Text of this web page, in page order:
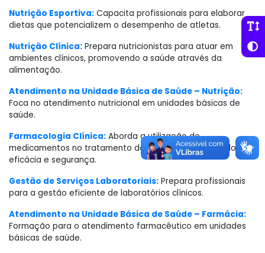
Nutrição Esportiva: Capacita profissionais para elaborar
dietas que potencializem o desempenho de atletas.
Nutrição Clínica: Prepara nutricionistas para atuar em
ambientes clínicos, promovendo a saúde através da
alimentação.
Atendimento na Unidade Básica de Saúde – Nutrição:
Foca no atendimento nutricional em unidades básicas de
saúde.
Farmacologia Clínica: Aborda a utilização de
medicamentos no tratamento de doenças, enfatizando a
eficácia e segurança.
Gestão de Serviços Laboratoriais: Prepara profissionais
para a gestão eficiente de laboratórios clínicos.
Atendimento na Unidade Básica de Saúde – Farmácia:
Formação para o atendimento farmacêutico em unidades
básicas de saúde.